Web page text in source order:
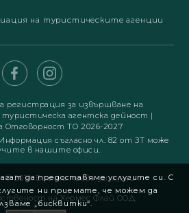
на туристическите агенции
регистрация за извършване на
агентска дейност |
Отговорност ТО 2026-2027
съгласно чл. 82 от ЗТ може
в нашите офиси.
© 2019. Всички права запазени
на Хермес Флай ООД.
да предоставяме услугите си. С
ни приемате, че можем да
„бисквитки“.